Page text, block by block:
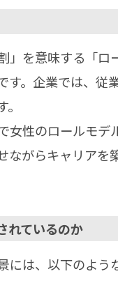
」を意味する「
す。企業では、
女性のロールモデ
ながらキャリア
れているのか
は、以下のよう